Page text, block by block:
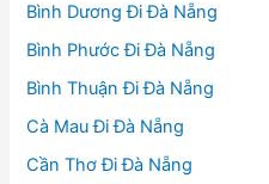
Bình Dương Đi Đà Nẵng
Bình Phước Đi Đà Nẵng
Bình Thuận Đi Đà Nẵng
Cà Mau Đi Đà Nẵng
Cần Thơ Đi Đà Nẵng